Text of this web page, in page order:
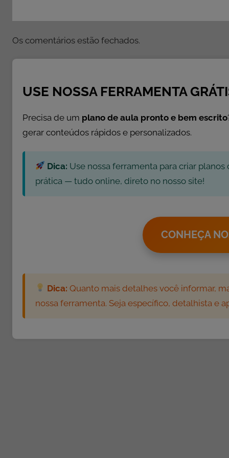
Os comentários estão fechados.
USE NOSSA FERRAMENTA
Precisa de um plano de aula pronto e bem escrito
gerar conteúdos rápidos e personalizados.
Dica: Use nossa ferramenta para criar
prática — tudo online, direto no nosso site!
CONHEÇA
Dica: Quanto mais detalhes você informar,
nossa ferramenta. Seja específico, detalhista e